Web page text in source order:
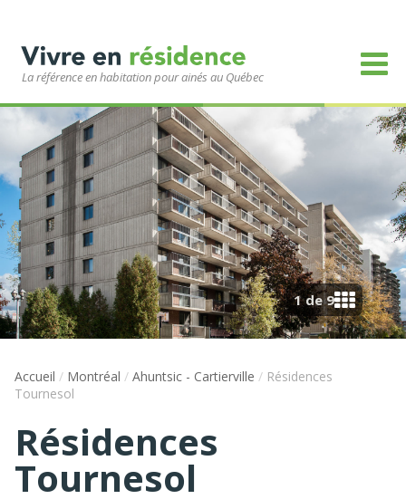
La référence en habitation pour ainés au Québec
1 de 9
Accueil / Montréal / Ahuntsic - Cartierville / Résidences
Tournesol
Résidences
Tournesol